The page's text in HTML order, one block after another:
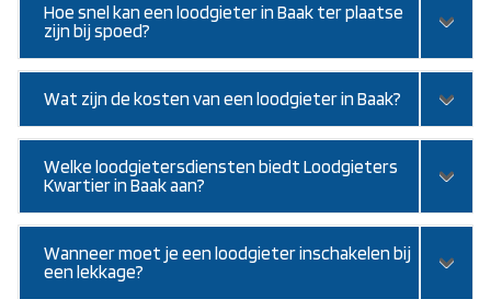
Hoe snel kan een loodgieter in Baak ter plaatse
zijn bij spoed?
Wat zijn de kosten van een loodgieter in Baak?
Welke loodgietersdiensten biedt Loodgieters
Kwartier in Baak aan?
Wanneer moet je een loodgieter inschakelen bij
een lekkage?